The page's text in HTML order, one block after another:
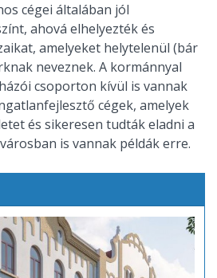
cégei általában jól
ahová elhelyezték és
amelyeket helytelenül (bár
neveznek. A kormánnyal
csoporton kívül is vannak
cégek, amelyek
és sikeresen tudták eladni a
is vannak példák erre.